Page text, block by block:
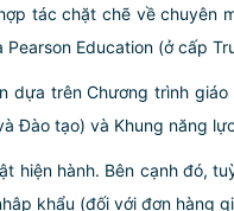
tác chặt chẽ về
Education (ở cấp
dựa trên Chương trình
Đào tạo) và Khung năng
hiện hành. Bên cạnh đó,
khẩu (đối với đơn hàng